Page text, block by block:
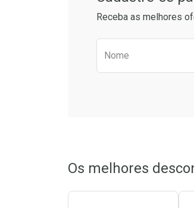
Receba as melhores
Preencha o
Nome
Os melhores